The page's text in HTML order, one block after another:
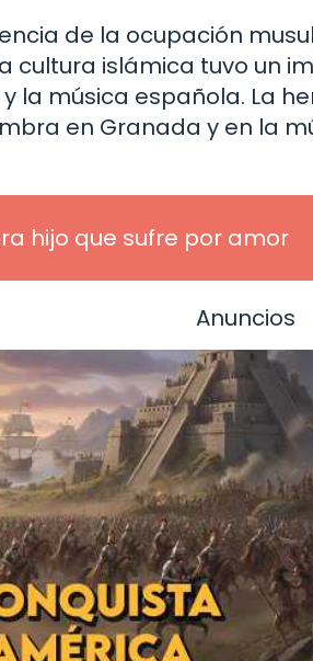
de la ocupación
cultura islámica tuvo un
la música española. La
en Granada y en la
hijo que sufre por amor
Anuncios